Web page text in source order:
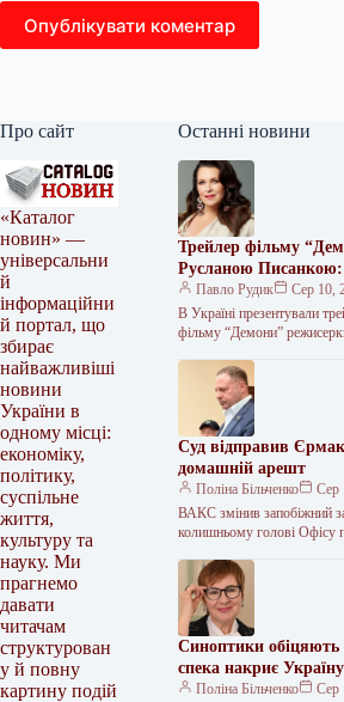
Опублікувати коментар
Про сайт
«Каталог
новин» —
універсальни
й
інформаційни
й портал, що
збирає
найважливіші
новини
України в
одному місці:
економіку,
політику,
суспільне
життя,
культуру та
науку. Ми
прагнемо
давати
читачам
структурован
у й повну
картину подій
Останні новини
Трейлер фільму
Русланою Писанкою:
побачив перші кадри
Наталки Ворожбит
Павло Рудик
Сер 10,
В Україні презентували
фільму “Демони”
відбудеться на
кінофестивалі в Локарно,
Суд відправив
домашній арешт
Поліна Більченко
Сер
ВАКС змінив запобіжний
колишньому голові Офісу
антикорупційний суд
задовольнив клопотання
колишнього
Синоптики обіцяють
спека накриє Україну
Поліна Більченко Сер